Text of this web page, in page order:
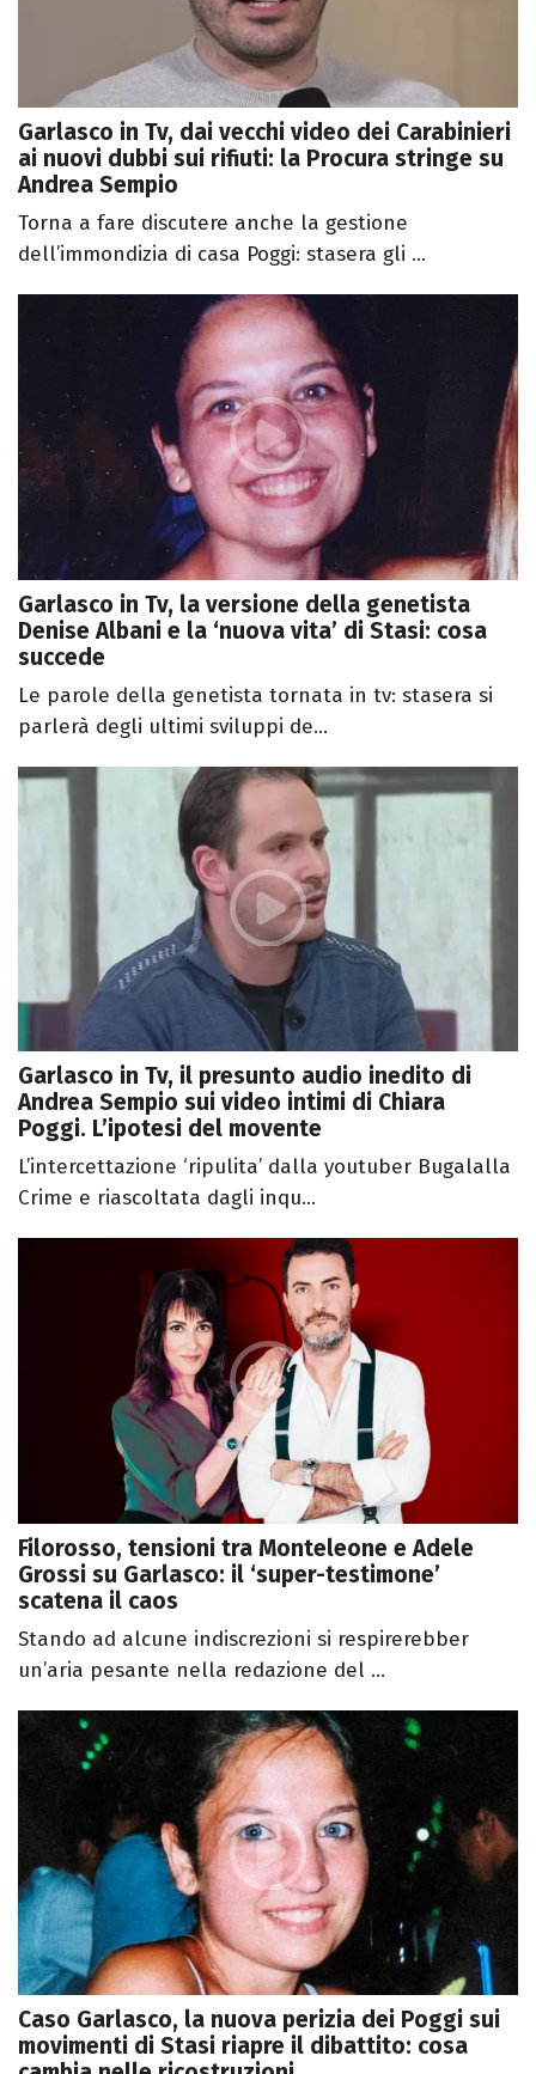
Garlasco in Tv, dai vecchi video dei Carabinieri
ai nuovi dubbi sui rifiuti: la Procura stringe su
Andrea Sempio
Torna a fare discutere anche la gestione
dell’immondizia di casa Poggi: stasera gli ...
Garlasco in Tv, la versione della genetista
Denise Albani e la ‘nuova vita’ di Stasi: cosa
succede
Le parole della genetista tornata in tv: stasera si
parlerà degli ultimi sviluppi de...
Garlasco in Tv, il presunto audio inedito di
Andrea Sempio sui video intimi di Chiara
Poggi. L’ipotesi del movente
L’intercettazione ‘ripulita’ dalla youtuber Bugalalla
Crime e riascoltata dagli inqu...
Filorosso, tensioni tra Monteleone e Adele
Grossi su Garlasco: il ‘super-testimone’
scatena il caos
Stando ad alcune indiscrezioni si respirerebber
un’aria pesante nella redazione del ...
Caso Garlasco, la nuova perizia dei Poggi sui
movimenti di Stasi riapre il dibattito: cosa